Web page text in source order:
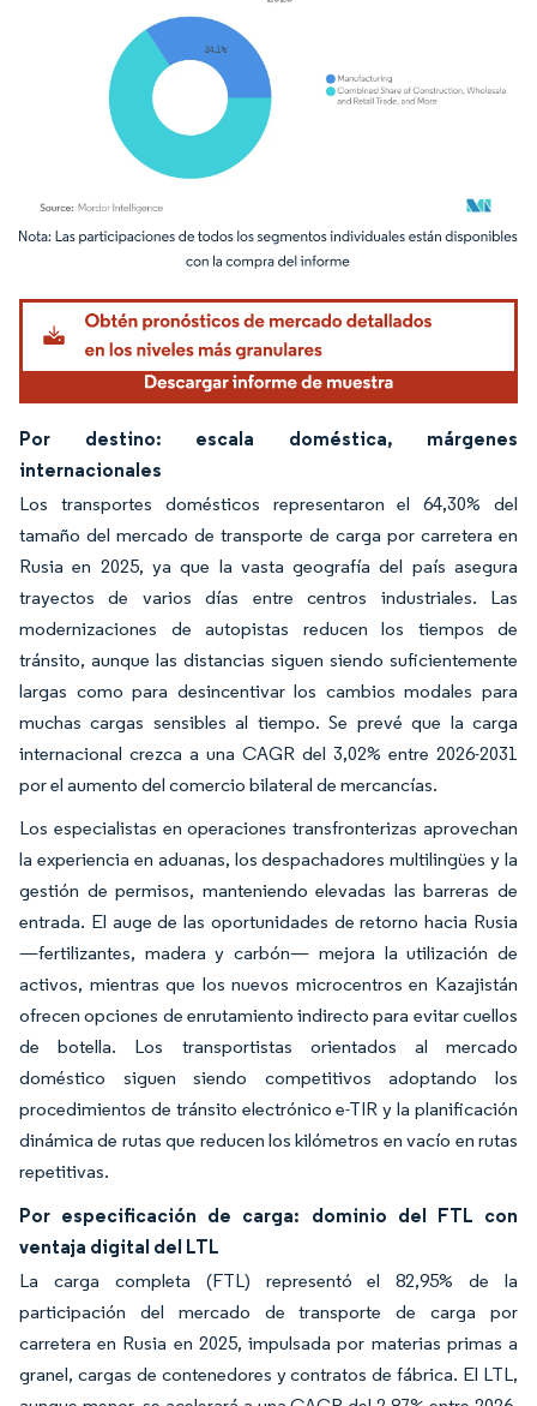
Imagen © Mordor Intelligence. El uso requiere atribución según CC BY 4.0.
Por destino: escala doméstica, márgenes
internacionales
Los transportes domésticos representaron el 64,30% del
tamaño del mercado de transporte de carga por carretera en
Rusia en 2025, ya que la vasta geografía del país asegura
trayectos de varios días entre centros industriales. Las
modernizaciones de autopistas reducen los tiempos de
tránsito, aunque las distancias siguen siendo suficientemente
largas como para desincentivar los cambios modales para
muchas cargas sensibles al tiempo. Se prevé que la carga
internacional crezca a una CAGR del 3,02% entre 2026-2031
por el aumento del comercio bilateral de mercancías.
Los especialistas en operaciones transfronterizas aprovechan
la experiencia en aduanas, los despachadores multilingües y la
gestión de permisos, manteniendo elevadas las barreras de
entrada. El auge de las oportunidades de retorno hacia Rusia
—fertilizantes, madera y carbón— mejora la utilización de
activos, mientras que los nuevos microcentros en Kazajistán
ofrecen opciones de enrutamiento indirecto para evitar cuellos
de botella. Los transportistas orientados al mercado
doméstico siguen siendo competitivos adoptando los
procedimientos de tránsito electrónico e-TIR y la planificación
dinámica de rutas que reducen los kilómetros en vacío en rutas
repetitivas.
Por especificación de carga: dominio del FTL con
ventaja digital del LTL
La carga completa (FTL) representó el 82,95% de la
participación del mercado de transporte de carga por
carretera en Rusia en 2025, impulsada por materias primas a
granel, cargas de contenedores y contratos de fábrica. El LTL,